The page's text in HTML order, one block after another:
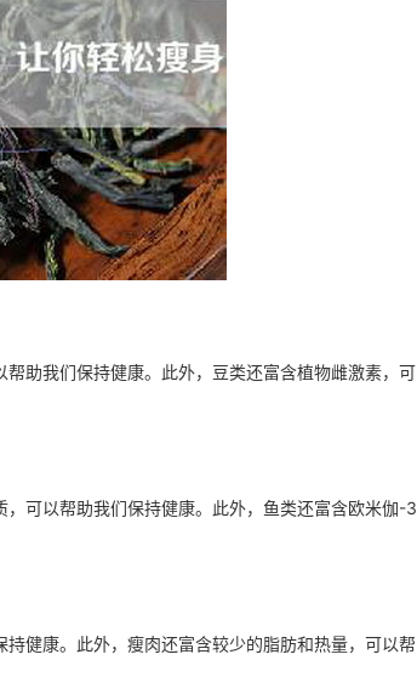
助我们保持健康。此外，豆类还富含植物雌激素，可
可以帮助我们保持健康。此外，鱼类还富含欧米伽-3
健康。此外，瘦肉还富含较少的脂肪和热量，可以帮